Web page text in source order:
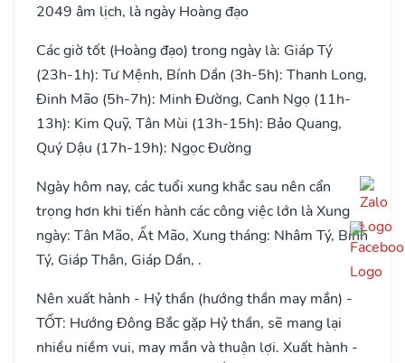
2049 âm lịch, là ngày Hoàng đạo
Các giờ tốt (Hoàng đạo) trong ngày là: Giáp Tý
(23h-1h): Tư Mệnh, Bính Dần (3h-5h): Thanh Long,
Đinh Mão (5h-7h): Minh Đường, Canh Ngọ (11h-
13h): Kim Quỹ, Tân Mùi (13h-15h): Bảo Quang,
Quý Dậu (17h-19h): Ngọc Đường
Ngày hôm nay, các tuổi xung khắc sau nên cẩn
trọng hơn khi tiến hành các công việc lớn là Xung
ngày: Tân Mão, Ất Mão, Xung tháng: Nhâm Tý, Bính
Tý, Giáp Thân, Giáp Dần, .
Nên xuất hành - Hỷ thần (hướng thần may mắn) -
TỐT: Hướng Đông Bắc gặp Hỷ thần, sẽ mang lại
nhiều niềm vui, may mắn và thuận lợi. Xuất hành -